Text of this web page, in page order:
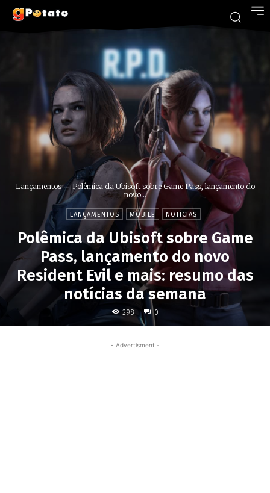
Lançamentos
Polêmica da Ubisoft sobre Game Pass, lançamento do
novo...
LANÇAMENTOS MOBILE NOTÍCIAS
Polêmica da Ubisoft sobre Game
Pass, lançamento do novo
Resident Evil e mais: resumo das
notícias da semana
298 0
- Advertisment -